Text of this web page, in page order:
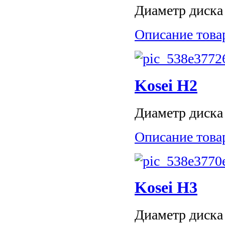
Диаметр
Описание
Kosei H2
Диаметр
Описание
Kosei H3
Диаметр